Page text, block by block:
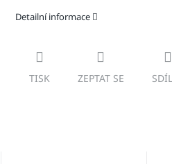
Detailní informace
TISK ZEPTAT SE